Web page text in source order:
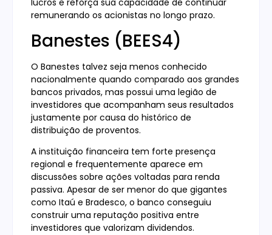
lucros e reforça sua capacidade de continuar
remunerando os acionistas no longo prazo.
Banestes (BEES4)
O Banestes talvez seja menos conhecido
nacionalmente quando comparado aos grandes
bancos privados, mas possui uma legião de
investidores que acompanham seus resultados
justamente por causa do histórico de
distribuição de proventos.
A instituição financeira tem forte presença
regional e frequentemente aparece em
discussões sobre ações voltadas para renda
passiva. Apesar de ser menor do que gigantes
como Itaú e Bradesco, o banco conseguiu
construir uma reputação positiva entre
investidores que valorizam dividendos.